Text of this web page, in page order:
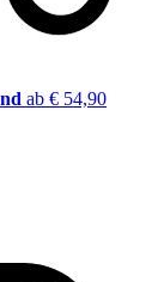
ab € 54,90